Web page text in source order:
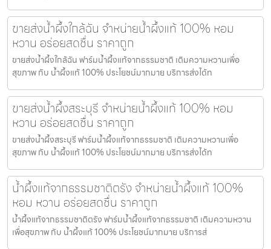
ขายส่งน้ำผึ้งใกล้ฉัน จำหน่ายน้ำผึ้งแท้ 100% หอม
หวาน อร่อยสดชื่น ราคาถูก
ขายส่งน้ำผึ้งใกล้ฉัน ฟาร์มน้ำผึ้งแท้จากธรรมชาติ เติมความหวานเพื่อ
สุขภาพ กับ น้ำผึ้งแท้ 100% ประโยชน์มากมาย บริการส่งได้ท
ขายส่งน้ำผึ้งสระบุรี จำหน่ายน้ำผึ้งแท้ 100% หอม
หวาน อร่อยสดชื่น ราคาถูก
ขายส่งน้ำผึ้งสระบุรี ฟาร์มน้ำผึ้งแท้จากธรรมชาติ เติมความหวานเพื่อ
สุขภาพ กับ น้ำผึ้งแท้ 100% ประโยชน์มากมาย บริการส่งได้ท
น้ำผึ้งแท้จากธรรมชาติตรัง จำหน่ายน้ำผึ้งแท้ 100%
หอม หวาน อร่อยสดชื่น ราคาถูก
น้ำผึ้งแท้จากธรรมชาติตรัง ฟาร์มน้ำผึ้งแท้จากธรรมชาติ เติมความหวาน
เพื่อสุขภาพ กับ น้ำผึ้งแท้ 100% ประโยชน์มากมาย บริการส่